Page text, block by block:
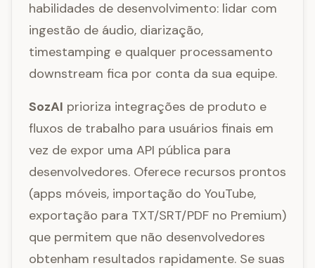
habilidades de desenvolvimento: lidar com
ingestão de áudio, diarização,
timestamping e qualquer processamento
downstream fica por conta da sua equipe.
SozAI prioriza integrações de produto e
fluxos de trabalho para usuários finais em
vez de expor uma API pública para
desenvolvedores. Oferece recursos prontos
(apps móveis, importação do YouTube,
exportação para TXT/SRT/PDF no Premium)
que permitem que não desenvolvedores
obtenham resultados rapidamente. Se suas